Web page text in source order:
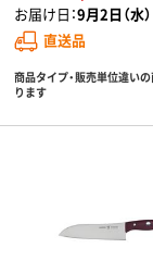
お届け日：9月2日（水
直送品
商品タイプ・販売単位違い
ります